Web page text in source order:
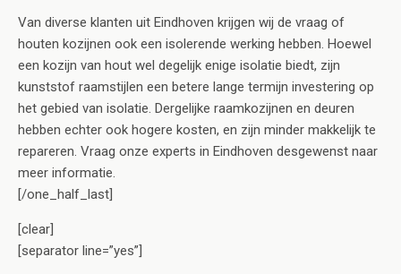
Van diverse klanten uit Eindhoven krijgen wij de vraag of
houten kozijnen ook een isolerende werking hebben. Hoewel
een kozijn van hout wel degelijk enige isolatie biedt, zijn
kunststof raamstijlen een betere lange termijn investering op
het gebied van isolatie. Dergelijke raamkozijnen en deuren
hebben echter ook hogere kosten, en zijn minder makkelijk te
repareren. Vraag onze experts in Eindhoven desgewenst naar
meer informatie.
[/one_half_last]
[clear]
[separator line=”yes”]